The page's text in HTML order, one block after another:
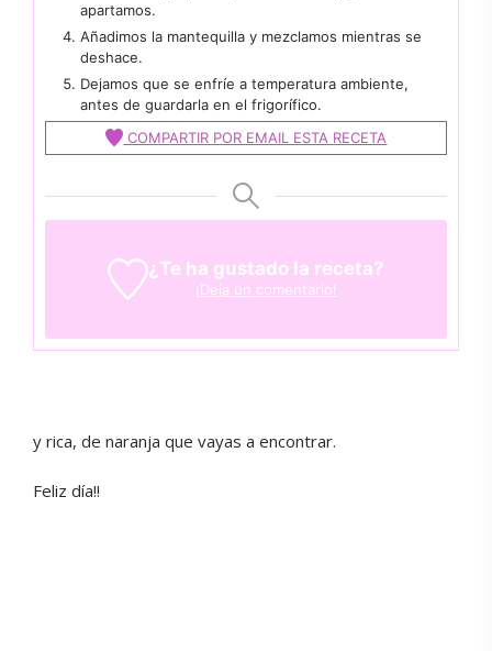
apartamos.
Añadimos la mantequilla y mezclamos mientras se
deshace.
Dejamos que se enfríe a temperatura ambiente,
antes de guardarla en el frigorífico.
COMPARTIR POR EMAIL ESTA RECETA
¿Te ha gustado la receta?
¡Deja un comentario!
y rica, de naranja que vayas a encontrar.
Feliz día!!